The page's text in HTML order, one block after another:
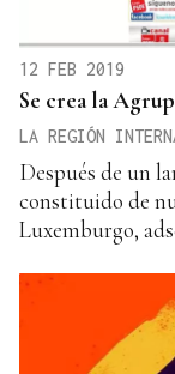
12 FEB 2019
Se crea la
LA REGIÓN
Después de un
constituido de
Luxemburgo,